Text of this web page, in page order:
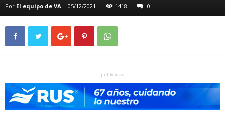
Por El equipo de VA - 05/12/2021 1418 0
publicidad